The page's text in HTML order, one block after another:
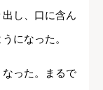
し、口に含ん
になった。
った。まるで